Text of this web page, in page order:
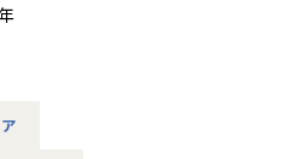
、すぐ相談できる環境を整
サイトの新規開発、クラウド
われる案件も豊富です。ま
きます。